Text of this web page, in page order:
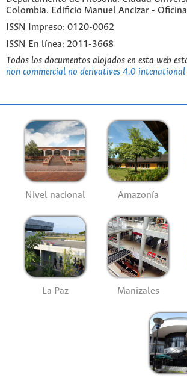
Colombia. Edificio Manuel Ancízar -
ISSN Impreso: 0120-0062
ISSN En línea: 2011-3668
Todos los documentos alojados en esta web
non commercial no derivatives 4.0 intenational
Nivel nacional Amazonía
La Paz Manizales